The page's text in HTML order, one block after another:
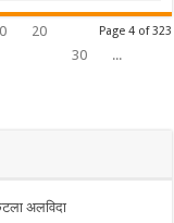
Page 4 of 323
20
30
...
अलविदा